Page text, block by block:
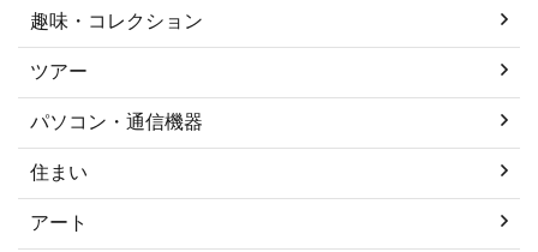
趣味・コレクション
ツアー
パソコン・通信機器
住まい
アート